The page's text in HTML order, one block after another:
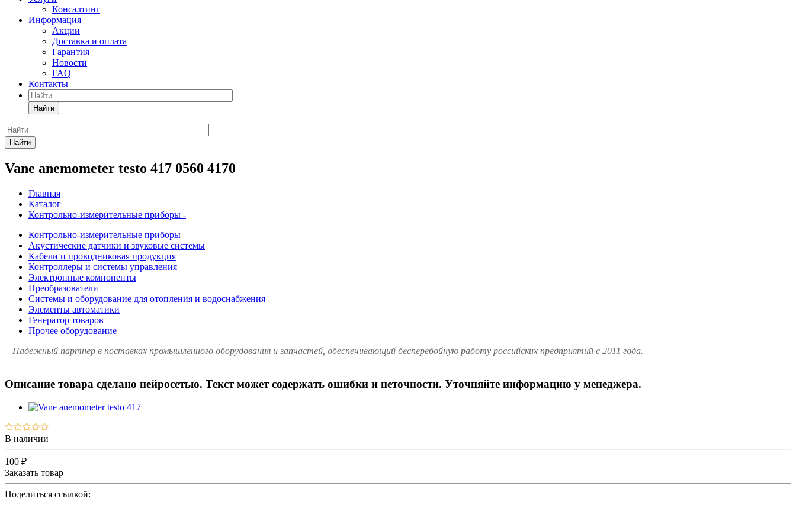
Консалтинг
Информация
Акции
Доставка и оплата
Гарантия
Новости
FAQ
Контакты
Найти
Найти
Vane anemometer testo 417 0560 4170
Главная
Каталог
Контрольно-измерительные приборы -
Контрольно-измерительные приборы
Акустические датчики и звуковые системы
Кабели и проводниковая продукция
Контроллеры и системы управления
Электронные компоненты
Преобразователи
Системы и оборудование для отопления и водоснабжения
Элементы автоматики
Генератор товаров
Прочее оборудование
Надежный партнер в поставках промышленного оборудования и запчастей, обеспечивающий бесперебойную работу российских предприятий с 2011 года.
Описание товара сделано нейросетью. Текст может содержать ошибки и неточности. Уточняйте информацию у менеджера.
В наличии
100 ₽
Заказать товар
Поделиться ссылкой: